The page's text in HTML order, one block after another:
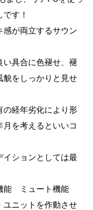
す！
が両立するサウン
具合に色褪せ、褪
貌をしっかりと見せ
の経年劣化により形
を考えるといいコ
イションとしては最
能 ミュート機能
ユニットを作動させ